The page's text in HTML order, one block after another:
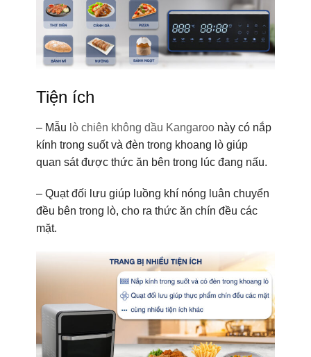
Tiện ích
– Mẫu lò chiên không dầu Kangaroonày có nắp
kính trong suốt và đèn trong khoang lò giúp
quan sát được thức ăn bên trong lúc đang nấu.
– Quạt đối lưu giúp luồng khí nóng luân chuyển
đều bên trong lò, cho ra thức ăn chín đều các
mặt.